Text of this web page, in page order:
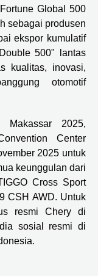
Global 500
sebagai produsen
ekspor kumulatif
500" lantas
kualitas, inovasi,
otomotif
2025,
Center
2025 untuk
keunggulan dari
Cross Sport
CSH AWD. Untuk
resmi Chery di
sosial resmi di